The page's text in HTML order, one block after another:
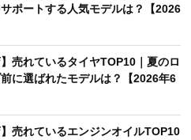
サポートする人気モデルは？【2026
】売れているタイヤTOP10｜夏のロ
に選ばれたモデルは？【2026年6
】売れているエンジンオイルTOP10